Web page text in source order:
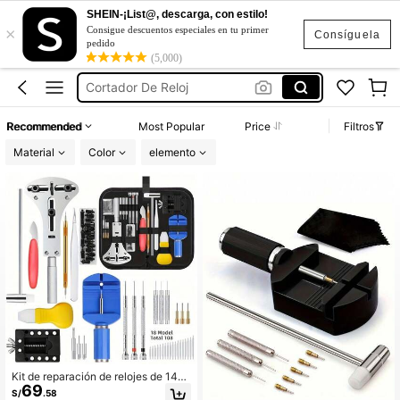
Consíguela
×
SHEIN-¡List@, descarga, con estilo!
Consigue descuentos especiales en tu primer
pedido
(5,000)
Kit De Herramientas Para Reloj
Ajustador De Relojes
Cortador De Reloj
Herramienta Para Reloj
Recommended Most Popular Price
Filtros
Material
Color elemento
Kit de reparación de relojes de 147
piezas con destornillador, abridor d
S/69.58